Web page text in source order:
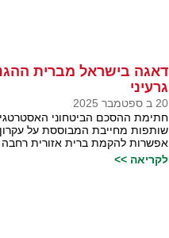
דאגה בישראל מברית
גרעיני
20 ב ספטמבר 2025
חתימת ההסכם הביטחוני האסטרטגי
שותפות מחייבת המבוססת על
אפשרות להקמת ברית אזורית רחבה
לקריאה >>